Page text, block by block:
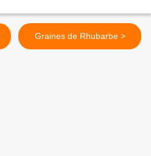
Graines de Rhubarbe >